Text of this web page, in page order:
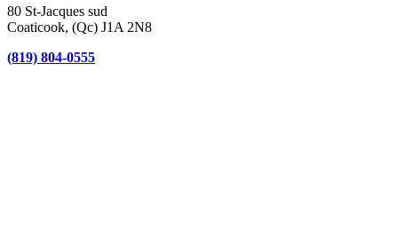
80 St-Jacques sud
Coaticook, (Qc) J1A 2N8
(819) 804-0555